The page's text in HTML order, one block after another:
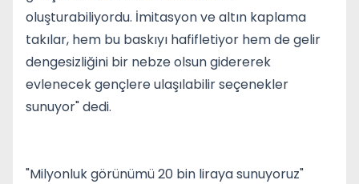
oluşturabiliyordu. İmitasyon ve altın kaplama
takılar, hem bu baskıyı hafifletiyor hem de gelir
dengesizliğini bir nebze olsun gidererek
evlenecek gençlere ulaşılabilir seçenekler
sunuyor" dedi.
"Milyonluk görünümü 20 bin liraya sunuyoruz"